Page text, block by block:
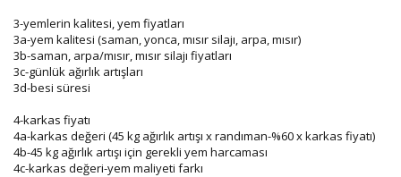
3-yemlerin kalitesi, yem fiyatları
3a-yem kalitesi (saman, yonca, mısır silajı, arpa, mısır)
3b-saman, arpa/mısır, mısır silajı fiyatları
3c-günlük ağırlık artışları
3d-besi süresi
4-karkas fiyatı
4a-karkas değeri (45 kg ağırlık artışı x randıman-%60 x karkas fiyatı)
4b-45 kg ağırlık artışı için gerekli yem harcaması
4c-karkas değeri-yem maliyeti farkı